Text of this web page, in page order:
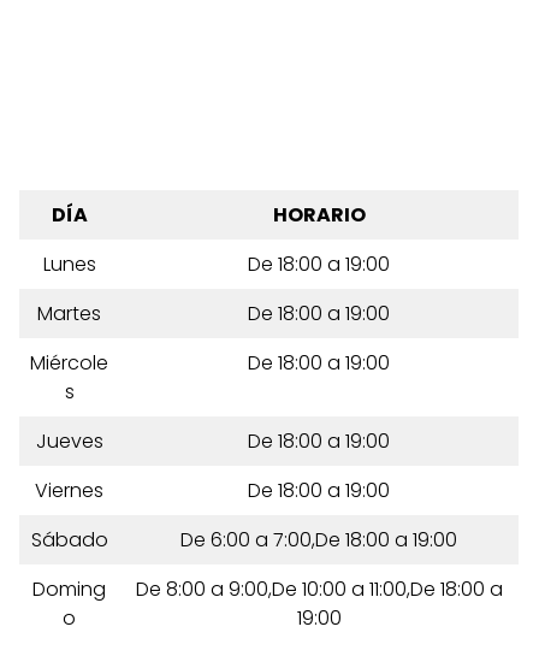
DÍA
HORARIO
Lunes
De 18:00 a 19:00
Martes
De 18:00 a 19:00
Miércole
s
De 18:00 a 19:00
Jueves
De 18:00 a 19:00
Viernes
De 18:00 a 19:00
Sábado
De 6:00 a 7:00,De 18:00 a 19:00
Doming
o
De 8:00 a 9:00,De 10:00 a 11:00,De 18:00 a
19:00